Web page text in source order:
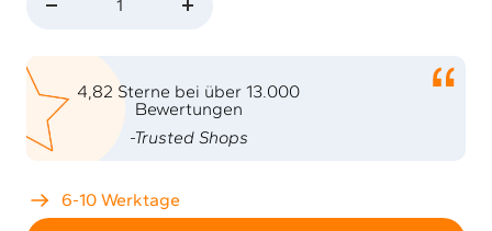
Menge
4,82 Sterne bei über 13.000
Bewertungen
-Trusted Shops
6-10 Werktage